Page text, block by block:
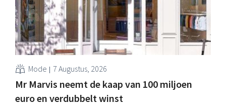
Mode 7 Augustus, 2026
Mr Marvis neemt de kaap van 100 miljoen
euro en verdubbelt winst